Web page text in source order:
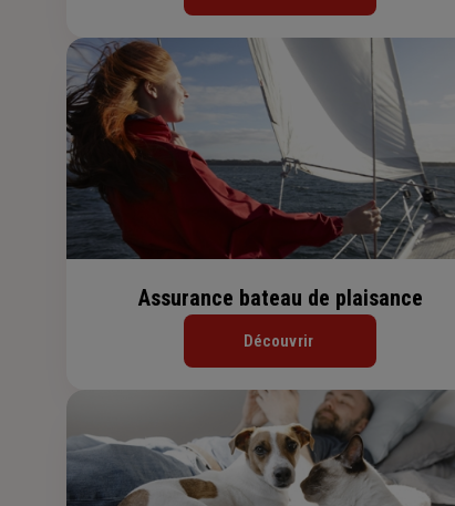
Assurance bateau de plaisance
Découvrir